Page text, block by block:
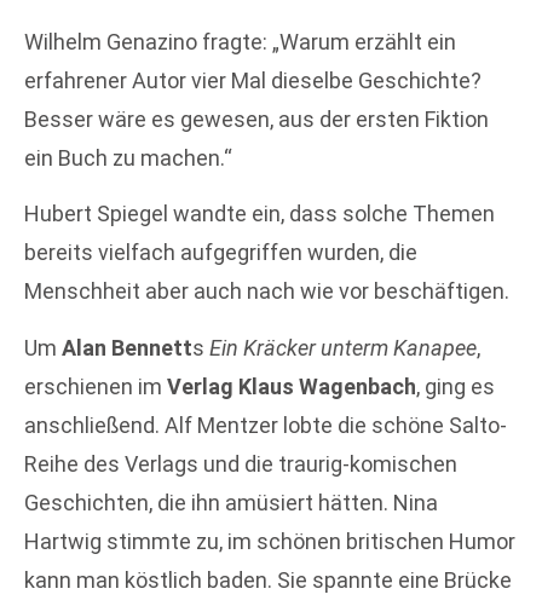
Wilhelm Genazino fragte: „Warum erzählt ein
erfahrener Autor vier Mal dieselbe Geschichte?
Besser wäre es gewesen, aus der ersten Fiktion
ein Buch zu machen.“
Hubert Spiegel wandte ein, dass solche Themen
bereits vielfach aufgegriffen wurden, die
Menschheit aber auch nach wie vor beschäftigen.
Um Alan Bennetts Ein Kräcker unterm Kanapee,
erschienen im Verlag Klaus Wagenbach, ging es
anschließend. Alf Mentzer lobte die schöne Salto-
Reihe des Verlags und die traurig-komischen
Geschichten, die ihn amüsiert hätten. Nina
Hartwig stimmte zu, im schönen britischen Humor
kann man köstlich baden. Sie spannte eine Brücke